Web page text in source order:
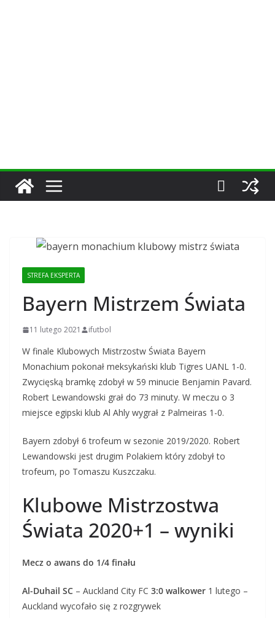
STREFA EKSPERTA
Bayern Mistrzem Świata
11 lutego 2021 ifutbol
W finale Klubowych Mistrzostw Świata Bayern
Monachium pokonał meksykański klub Tigres UANL 1-0.
Zwycięską bramkę zdobył w 59 minucie Benjamin Pavard.
Robert Lewandowski grał do 73 minuty. W meczu o 3
miejsce egipski klub Al Ahly wygrał z Palmeiras 1-0.
Bayern zdobył 6 trofeum w sezonie 2019/2020. Robert
Lewandowski jest drugim Polakiem który zdobył to
trofeum, po Tomaszu Kuszczaku.
Klubowe Mistrzostwa
Świata 2020+1 – wyniki
Mecz o awans do 1/4 finału
Al-Duhail SC – Auckland City FC 3:0 walkower 1 lutego –
Auckland wycofało się z rozgrywek